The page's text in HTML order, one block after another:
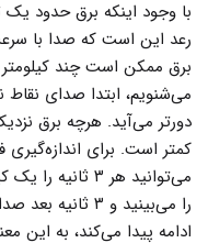
با وجود اینکه برق حدود
رعد این است که صدا با
برق ممکن است چند کیلومتر
می‌شنویم، ابتدا صدای
دورتر می‌آید. هرچه برق
می‌توانید هر ۳
ادامه پیدا می‌کند، به